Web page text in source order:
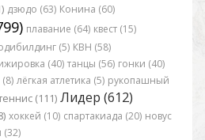
дзюдо (63) Конина (60)
плавание (64) квест (15)
(5) КВН (58)
(40) танцы (56) гонки (40)
лёгкая атлетика (5) рукопашный
(111) Лидер (612)
хоккей (10) спартакиада (20) новус
(32)